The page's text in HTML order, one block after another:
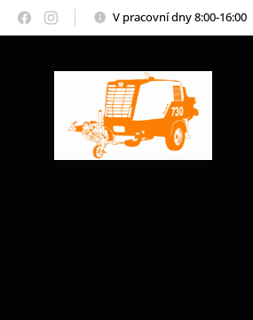
V pracovní dny 8:00-16:00